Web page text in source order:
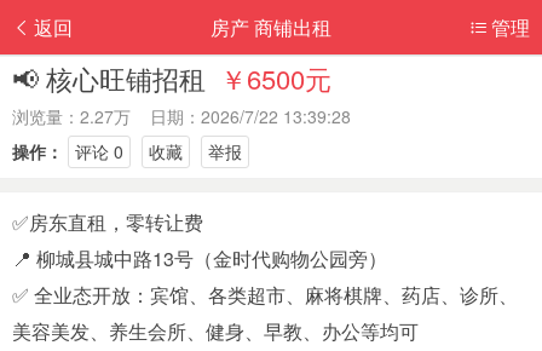
返回 管理
房产 商铺出租
📢 核心旺铺招租 ￥6500元
浏览量：2.27万 日期：2026/7/22 13:39:28
操作：
评论 0 收藏 举报
✅房东直租，零转让费
📍 柳城县城中路13号（金时代购物公园旁）
✅ 全业态开放：宾馆、各类超市、麻将棋牌、药店、诊所、
美容美发、养生会所、健身、早教、办公等均可